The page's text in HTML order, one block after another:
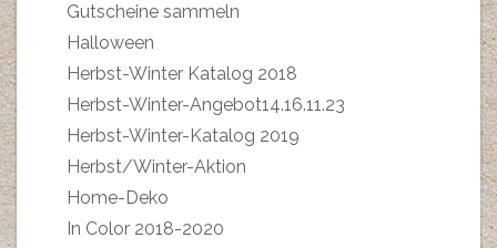
Gutscheine sammeln
Halloween
Herbst-Winter Katalog 2018
Herbst-Winter-Angebot14.16.11.23
Herbst-Winter-Katalog 2019
Herbst/Winter-Aktion
Home-Deko
In Color 2018-2020